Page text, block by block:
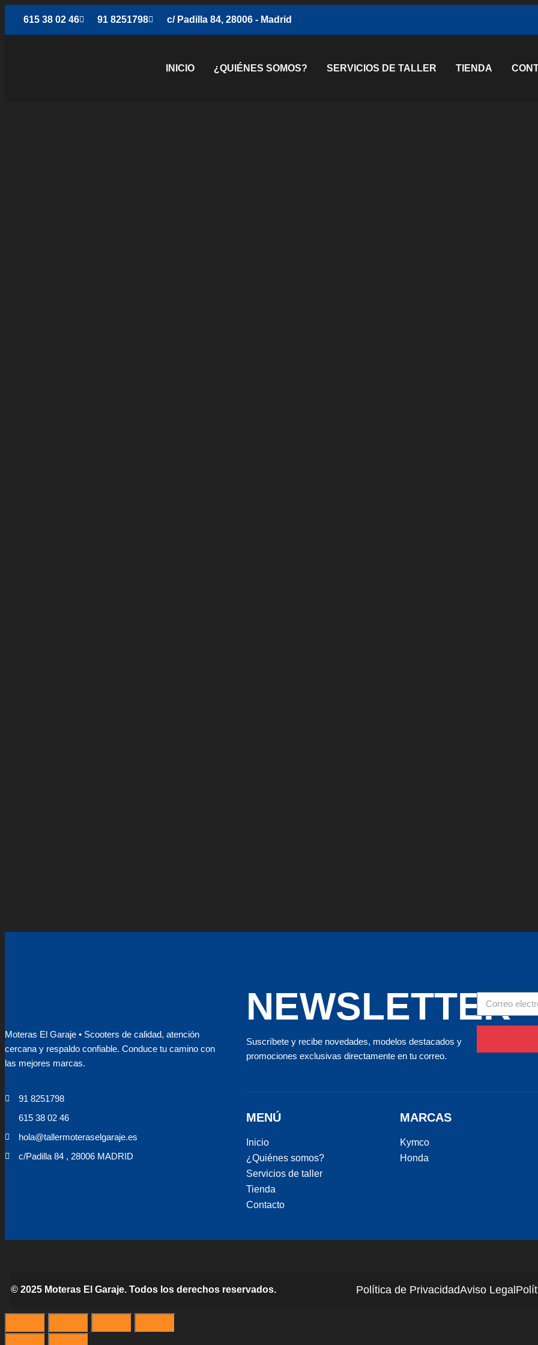
615 38 02 46 91 8251798 c/ Padilla 84, 28006 - Madrid
INICIO ¿QUIÉNES SOMOS? SERVICIOS DE TALLER TIENDA
Moteras El Garaje • Scooters de calidad, atención
cercana y respaldo confiable. Conduce tu camino con
las mejores marcas.
91 8251798
615 38 02 46
hola@tallermoteraselgaraje.es
c/Padilla 84 , 28006 MADRID
NEWSLETTER
Suscríbete y recibe novedades, modelos destacados y
promociones exclusivas directamente en tu correo.
MENÚ
Inicio
¿Quiénes somos?
Servicios de taller
Tienda
Contacto
MARCAS
Kymco
Honda
© 2025 Moteras El Garaje. Todos los derechos reservados. Política de PrivacidadAviso Legal